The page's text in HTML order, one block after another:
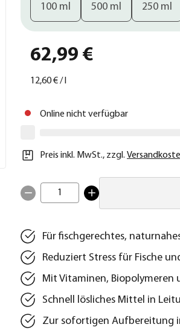
100 ml 500 ml 250 ml
62,99 €
12,60 €/
Online nicht verfügbar
Preis inkl. MwSt., zzgl.
1
Für fischgerechtes,
Reduziert Stress für Fische
Mit Vitaminen, Biopolymeren
Schnell lösliches Mittel in
Zur sofortigen Aufbereitung